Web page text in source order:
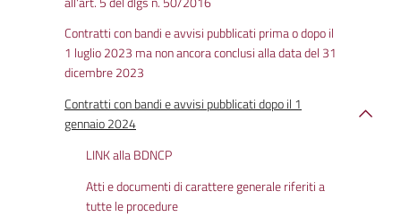
Contratti con bandi e avvisi pubblicati prima o dopo il
1 luglio 2023 ma non ancora conclusi alla data del 31
dicembre 2023
Contratti con bandi e avvisi pubblicati dopo il 1
gennaio 2024
LINK alla BDNCP
Atti e documenti di carattere generale riferiti a
tutte le procedure